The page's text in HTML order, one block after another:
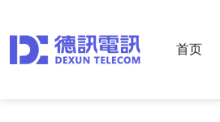
首页